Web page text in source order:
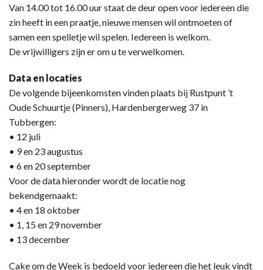
Van 14.00 tot 16.00 uur staat de deur open voor iedereen die
zin heeft in een praatje, nieuwe mensen wil ontmoeten of
samen een spelletje wil spelen. Iedereen is welkom.
De vrijwilligers zijn er om u te verwelkomen.
Data en locaties
De volgende bijeenkomsten vinden plaats bij Rustpunt ’t
Oude Schuurtje (Pinners), Hardenbergerweg 37 in
Tubbergen:
• 12 juli
• 9 en 23 augustus
• 6 en 20 september
Voor de data hieronder wordt de locatie nog
bekendgemaakt:
• 4 en 18 oktober
• 1, 15 en 29 november
• 13 december
Cake om de Week is bedoeld voor iedereen die het leuk vindt